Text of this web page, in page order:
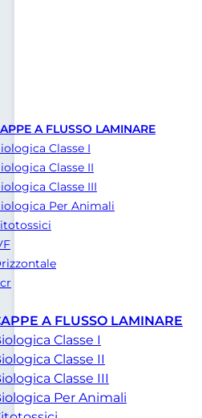
A FLUSSO LAMINARE
Classe I
Classe II
Classe III
Per Animali
A FLUSSO LAMINARE
Classe I
Classe II
Classe III
Per Animali